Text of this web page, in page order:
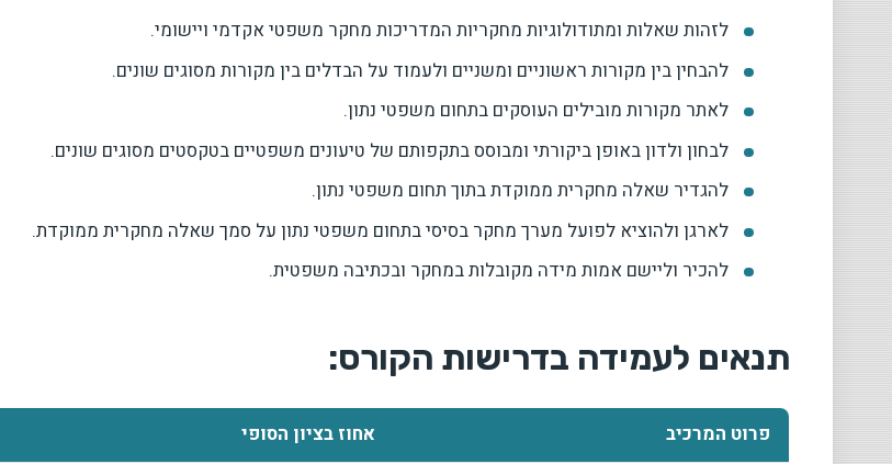
לזהות שאלות ומתודולוגיות מחקריות המדריכות מחקר משפטי אקדמי ויישומי.
להבחין בין מקורות ראשוניים ומשניים ולעמוד על הבדלים בין מקורות מסוגים שונים.
לאתר מקורות מובילים העוסקים בתחום משפטי נתון.
לבחון ולדון באופן ביקורתי ומבוסס בתקפותם של טיעונים משפטיים בטקסטים מסוגים שונים.
להגדיר שאלה מחקרית ממוקדת בתוך תחום משפטי נתון.
לארגן ולהוציא לפועל מערך מחקר בסיסי בתחום משפטי נתון על סמך שאלה מחקרית ממוקדת.
להכיר וליישם אמות מידה מקובלות במחקר ובכתיבה משפטית.
תנאים לעמידה בדרישות הקורס:
פרוט המרכיב אחוז בציון הסופי